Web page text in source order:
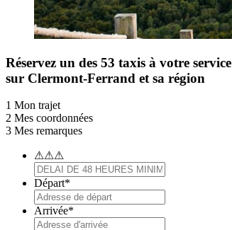
Réservez un des 53 taxis à votre service
sur Clermont-Ferrand et sa région
1 Mon trajet
2 Mes coordonnées
3 Mes remarques
⚠⚠⚠
Départ*
Arrivée*